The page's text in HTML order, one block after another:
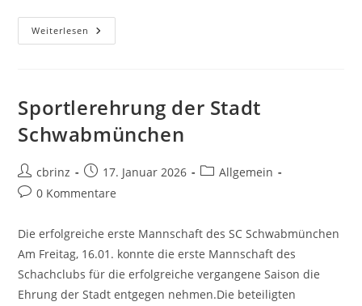
Weiterlesen Jugend-
Rapid-
Sportlerehrung der Stadt
Schwabmünchen
Beitrags-
Autor:
cbrinz
Beitrag
veröffentlicht:
17. Januar 2026
Beitrags-
Allgemein
Beitrags-
0 Kommentare
Die erfolgreiche erste Mannschaft des SC Schwabmünchen
Am Freitag, 16.01. konnte die erste Mannschaft des
Schachclubs für die erfolgreiche vergangene Saison die
Ehrung der Stadt entgegen nehmen.Die beteiligten